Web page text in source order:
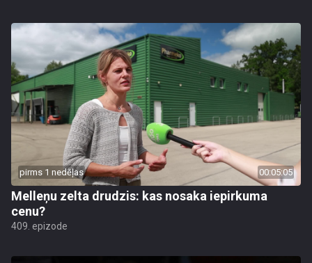
pirms 1 nedēļas 00:05:05
Melleņu zelta drudzis: kas nosaka iepirkuma
cenu?
409. epizode